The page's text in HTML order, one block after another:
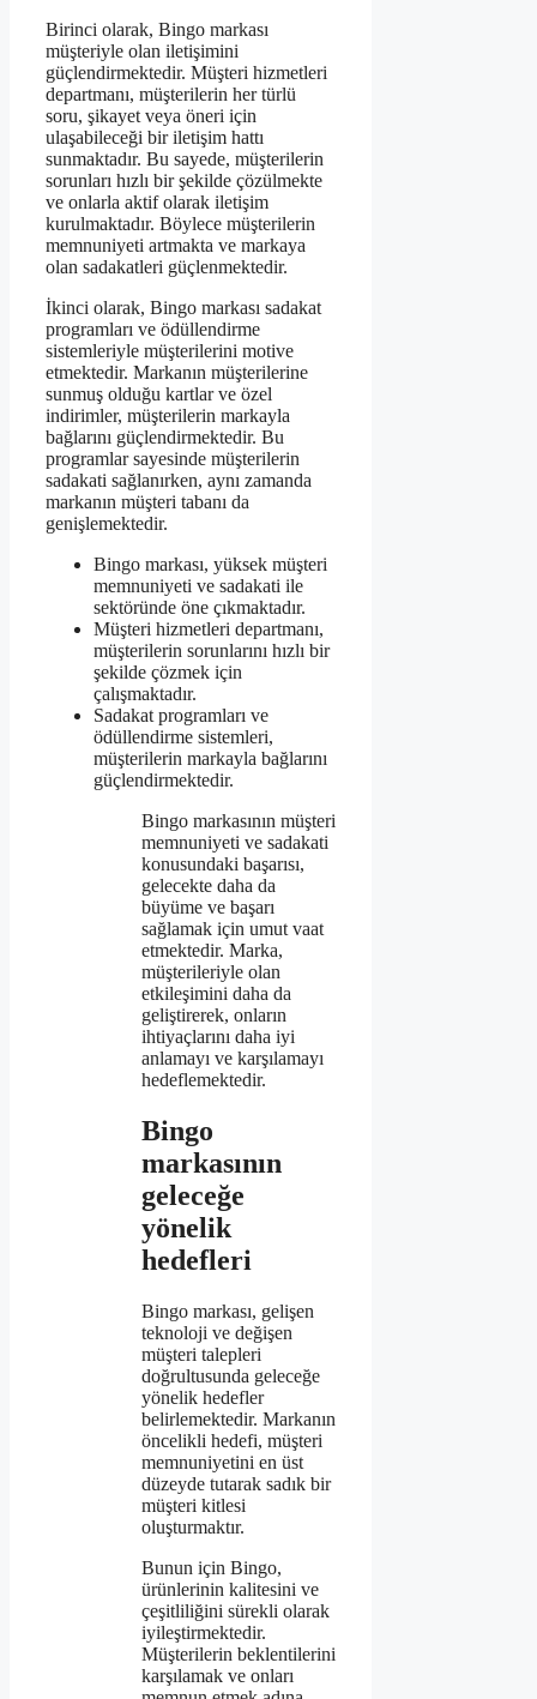
Birinci olarak, Bingo markası
müşteriyle olan iletişimini
güçlendirmektedir. Müşteri hizmetleri
departmanı, müşterilerin her türlü
soru, şikayet veya öneri için
ulaşabileceği bir iletişim hattı
sunmaktadır. Bu sayede, müşterilerin
sorunları hızlı bir şekilde çözülmekte
ve onlarla aktif olarak iletişim
kurulmaktadır. Böylece müşterilerin
memnuniyeti artmakta ve markaya
olan sadakatleri güçlenmektedir.
İkinci olarak, Bingo markası sadakat
programları ve ödüllendirme
sistemleriyle müşterilerini motive
etmektedir. Markanın müşterilerine
sunmuş olduğu kartlar ve özel
indirimler, müşterilerin markayla
bağlarını güçlendirmektedir. Bu
programlar sayesinde müşterilerin
sadakati sağlanırken, aynı zamanda
markanın müşteri tabanı da
genişlemektedir.
Bingo markası, yüksek müşteri
memnuniyeti ve sadakati ile
sektöründe öne çıkmaktadır.
Müşteri hizmetleri departmanı,
müşterilerin sorunlarını hızlı bir
şekilde çözmek için
çalışmaktadır.
Sadakat programları ve
ödüllendirme sistemleri,
müşterilerin markayla bağlarını
güçlendirmektedir.
Bingo markasının müşteri
memnuniyeti ve sadakati
konusundaki başarısı,
gelecekte daha da
büyüme ve başarı
sağlamak için umut vaat
etmektedir. Marka,
müşterileriyle olan
etkileşimini daha da
geliştirerek, onların
ihtiyaçlarını daha iyi
anlamayı ve karşılamayı
hedeflemektedir.
Bingo
markasının
geleceğe
yönelik
hedefleri
Bingo markası, gelişen
teknoloji ve değişen
müşteri talepleri
doğrultusunda geleceğe
yönelik hedefler
belirlemektedir. Markanın
öncelikli hedefi, müşteri
memnuniyetini en üst
düzeyde tutarak sadık bir
müşteri kitlesi
oluşturmaktır.
Bunun için Bingo,
ürünlerinin kalitesini ve
çeşitliliğini sürekli olarak
iyileştirmektedir.
Müşterilerin beklentilerini
karşılamak ve onları